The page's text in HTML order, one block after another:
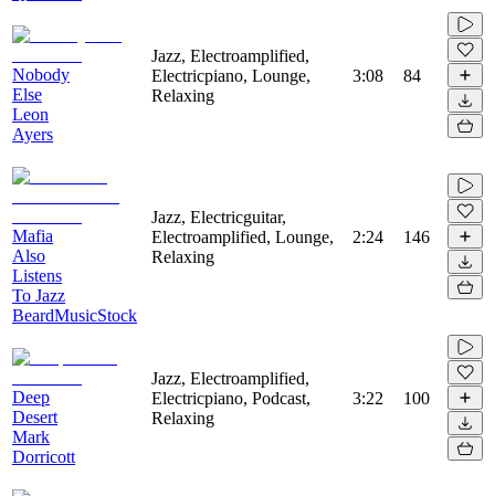
Nobody
Else
Leon
Ayers
Jazz, Electroamplified,
Electricpiano, Lounge,
Relaxing
3:08 84
Mafia
Also
Listens
To Jazz
BeardMusicStock
Jazz, Electricguitar,
Electroamplified, Lounge,
Relaxing
2:24 146
Deep
Desert
Mark
Dorricott
Jazz, Electroamplified,
Electricpiano, Podcast,
Relaxing
3:22 100